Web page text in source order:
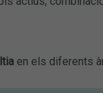
en els diferents